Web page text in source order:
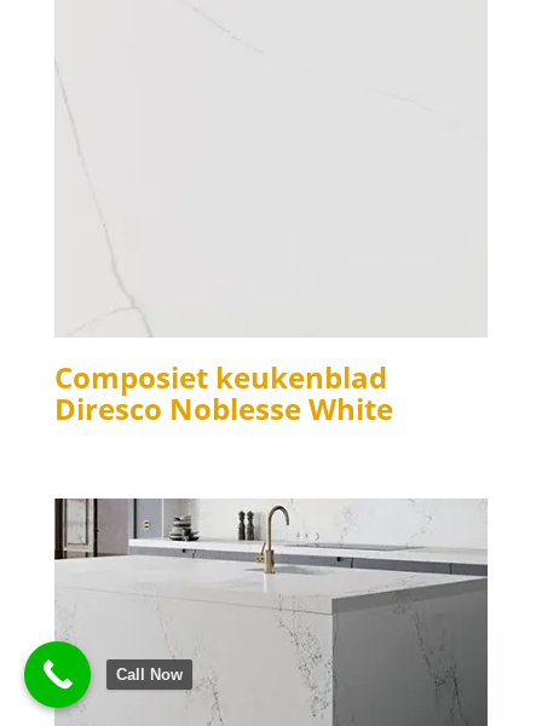
Composiet keukenblad
Diresco Noblesse White
Call Now